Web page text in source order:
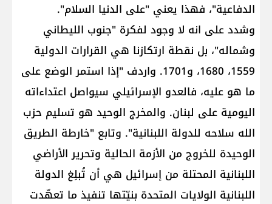
الدفاعية"، فهذا يعني "على الدنيا السلام".
وشدد على انه لا وجود لفكرة "جنوب الليطاني
وشماله"، بل نقطة ارتكازنا هي القرارات الدولية
1559، 1680، و1701. واردف "إذا استمر الوضع على
ما هو عليه، فالعدو الإسرائيلي سيواصل اعتداءاته
اليومية على لبنان. والمخرج الوحيد هو تسليم حزب
الله سلاحه للدولة اللبنانية". وتابع "خارطة الطريق
الوحيدة للخروج من الأزمة الحالية وتحرير الأراضي
اللبنانية المحتلة من إسرائيل هي أن تُبلِغ الدولة
اللبنانية الولايات المتحدة بنيّتها تنفيذ ما تعهّدت